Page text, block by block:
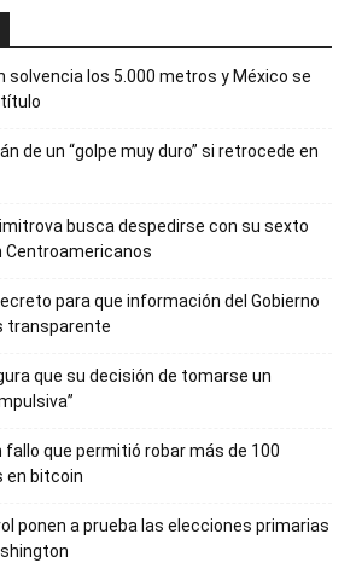
solvencia los 5.000 metros y México se
de un “golpe muy duro” si retrocede en
busca despedirse con su sexto
Centroamericanos
para que información del Gobierno
transparente
que su decisión de tomarse un
fallo que permitió robar más de 100
en bitcoin
ponen a prueba las elecciones primarias